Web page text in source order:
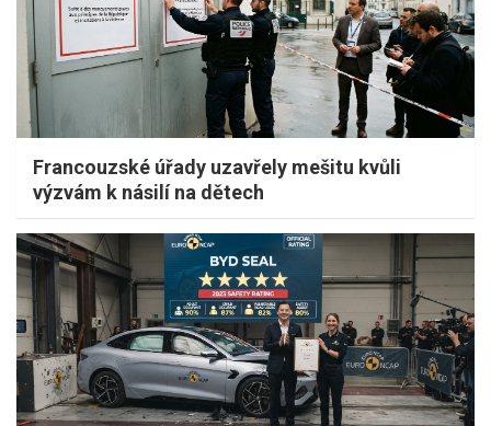
Francouzské úřady uzavřely mešitu kvůli
výzvám k násilí na dětech